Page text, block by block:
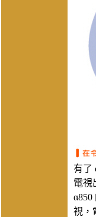
有了
電視
視，